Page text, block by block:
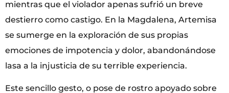
mientras que el violador apenas sufrió un breve
destierro como castigo. En la Magdalena, Artemisa
se sumerge en la exploración de sus propias
emociones de impotencia y dolor, abandonándose
lasa a la injusticia de su terrible experiencia.
Este sencillo gesto, o pose de rostro apoyado sobre